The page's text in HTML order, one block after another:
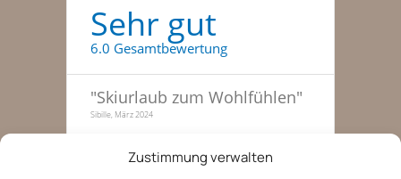
Zustimmung verwalten
Sehr gut
6.0 Gesamtbewertung
"Skiurlaub zum Wohlfühlen"
Sibille, März 2024
Traumhafte Skitage, haben
gleich nochmal gebucht"